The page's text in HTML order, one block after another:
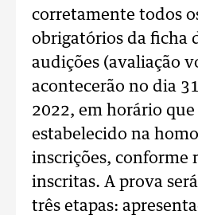
corretamente todos
obrigatórios da ficha
audições (avaliação
acontecerão no dia
2022, em horário que
estabelecido na
inscrições, conforme
inscritas. A prova
três etapas: